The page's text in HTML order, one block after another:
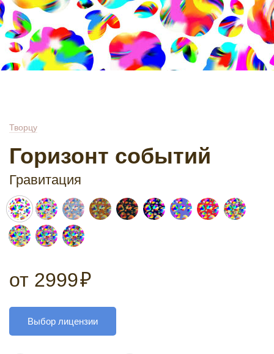
Творцу
Горизонт событий
Гравитация
от 2999₽
Выбор лицензии